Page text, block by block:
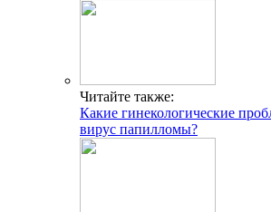
Читайте также:
Какие гинекологические
вирус папилломы?